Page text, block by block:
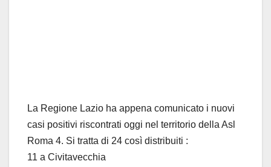
La Regione Lazio ha appena comunicato i nuovi
casi positivi riscontrati oggi nel territorio della Asl
Roma 4. Si tratta di 24 così distribuiti :
11 a Civitavecchia